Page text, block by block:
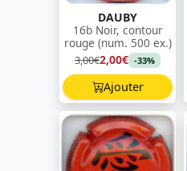
DAUBY
16b Noir, contour
rouge (num. 500 ex.)
3,00€2,00€ -33%
Ajouter